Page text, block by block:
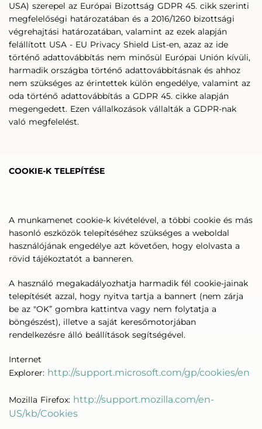
USA) szerepel az Európai Bizottság GDPR 45. cikk szerinti
megfelelőségi határozatában és a 2016/1260 bizottsági
végrehajtási határozatában, valamint az ezek alapján
felállított USA - EU Privacy Shield List-en, azaz az ide
történő adattovábbítás nem minősül Európai Unión kívüli,
harmadik országba történő adattovábbításnak és ahhoz
nem szükséges az érintettek külön engedélye, valamint az
oda történő adattovábbítás a GDPR 45. cikke alapján
megengedett. Ezen vállalkozások vállalták a GDPR-nak
való megfelelést.
COOKIE-K TELEPÍTÉSE
A munkamenet cookie-k kivételével, a többi cookie és más
hasonló eszközök telepítéséhez szükséges a weboldal
használójának engedélye azt követően, hogy elolvasta a
rövid tájékoztatót a banneren.
A használó megakadályozhatja harmadik fél cookie-jainak
telepítését azzal, hogy nyitva tartja a bannert (nem zárja
be az "OK” gombra kattintva vagy nem folytatja a
böngészést), illetve a saját keresőmotorjában
rendelkezésre álló beállítások segítségével.
Internet
Explorer: http://support.microsoft.com/gp/cookies/en
Mozilla Firefox: http://support.mozilla.com/en-
US/kb/Cookies